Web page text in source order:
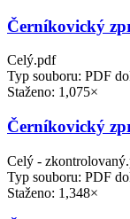
Černíkovický
Celý.pdf
Typ souboru: PDF
Staženo: 1,075×
Černíkovický
Celý -
Typ souboru: PDF
Staženo: 1,348×